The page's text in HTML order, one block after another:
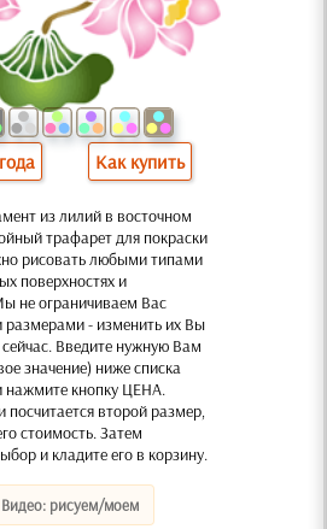
Как купить
из лилий в восточном
трафарет для покраски
рисовать любыми типами
поверхностях и
не ограничиваем Вас
- изменить их Вы
Введите нужную Вам
значение) ниже списка
нажмите кнопку ЦЕНА.
посчитается второй размер,
стоимость. Затем
и кладите его в корзину.
Видео: рисуем/моем